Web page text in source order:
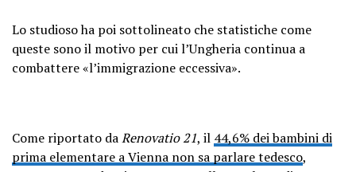
Lo studioso ha poi sottolineato che statistiche come
queste sono il motivo per cui l’Ungheria continua a
combattere «l’immigrazione eccessiva».
Come riportato daRenovatio 21, il 44,6% dei bambini di
prima elementare a Vienna non sa parlare tedesco,